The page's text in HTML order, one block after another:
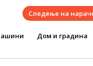
Следење на
Дом и градина